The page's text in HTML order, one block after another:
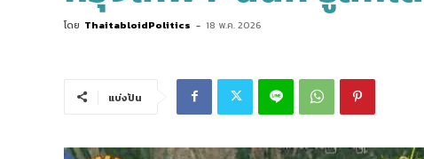
โดย ThaitabloidPolitics - 18 พ.ค. 2026
แบ่งปัน